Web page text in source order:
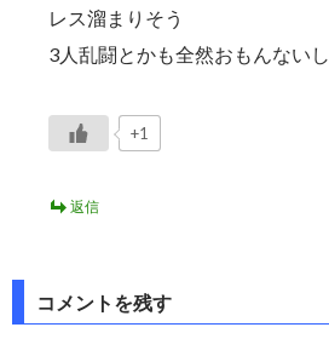
レス溜まりそう
3人乱闘とかも全然おもんないし
+1
返信
コメントを残す